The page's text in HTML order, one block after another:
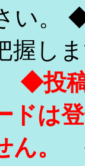
い。
握し
◆投
ドは
。